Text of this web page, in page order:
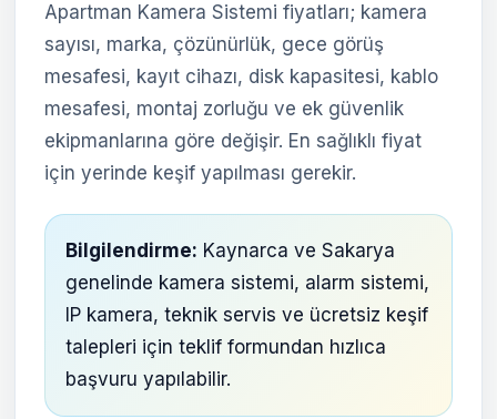
Apartman Kamera Sistemi fiyatları; kamera
sayısı, marka, çözünürlük, gece görüş
mesafesi, kayıt cihazı, disk kapasitesi, kablo
mesafesi, montaj zorluğu ve ek güvenlik
ekipmanlarına göre değişir. En sağlıklı fiyat
için yerinde keşif yapılması gerekir.
Bilgilendirme: Kaynarca ve Sakarya
genelinde kamera sistemi, alarm sistemi,
IP kamera, teknik servis ve ücretsiz keşif
talepleri için teklif formundan hızlıca
başvuru yapılabilir.